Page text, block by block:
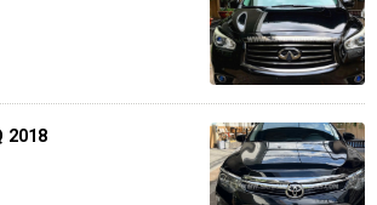
2018